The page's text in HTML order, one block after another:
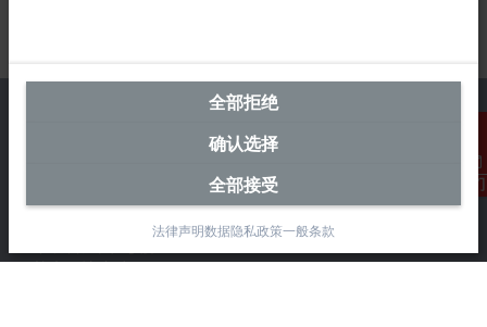
联系我们
毕孚自动化设备贸易(上海)有限公司
市北智汇园4号楼
静安区汶水路 299 弄 9-10 号
全部拒绝
确认选择
全部接受
法律声明数据隐私政策一般条款